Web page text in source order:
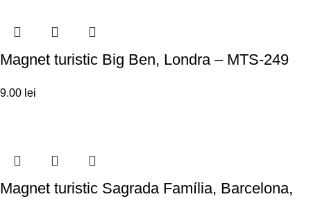
Magnet turistic Big Ben, Londra – MTS-249
9.00 lei
Magnet turistic Sagrada Família, Barcelona,